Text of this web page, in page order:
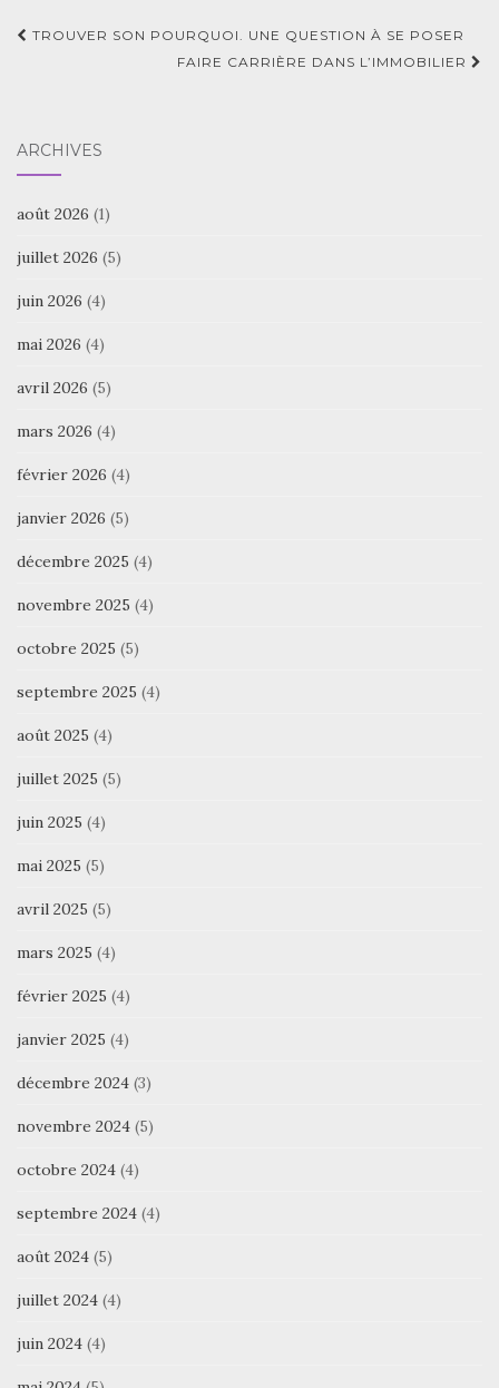
Navigation
TROUVER SON POURQUOI. UNE QUESTION À SE POSER
FAIRE CARRIÈRE DANS L’IMMOBILIER
ARCHIVES
août 2026 (1)
juillet 2026 (5)
juin 2026 (4)
mai 2026 (4)
avril 2026 (5)
mars 2026 (4)
février 2026 (4)
janvier 2026 (5)
décembre 2025 (4)
novembre 2025 (4)
octobre 2025 (5)
septembre 2025 (4)
août 2025 (4)
juillet 2025 (5)
juin 2025 (4)
mai 2025 (5)
avril 2025 (5)
mars 2025 (4)
février 2025 (4)
janvier 2025 (4)
décembre 2024 (3)
novembre 2024 (5)
octobre 2024 (4)
septembre 2024 (4)
août 2024 (5)
juillet 2024 (4)
juin 2024 (4)